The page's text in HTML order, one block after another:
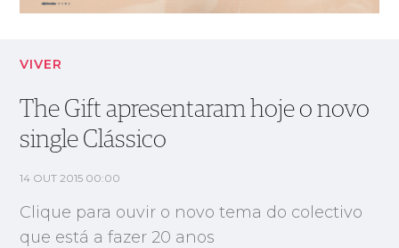
VIVER
The Gift apresentaram hoje o novo
single Clássico
14 OUT 2015 00:00
Clique para ouvir o novo tema do colectivo
que está a fazer 20 anos